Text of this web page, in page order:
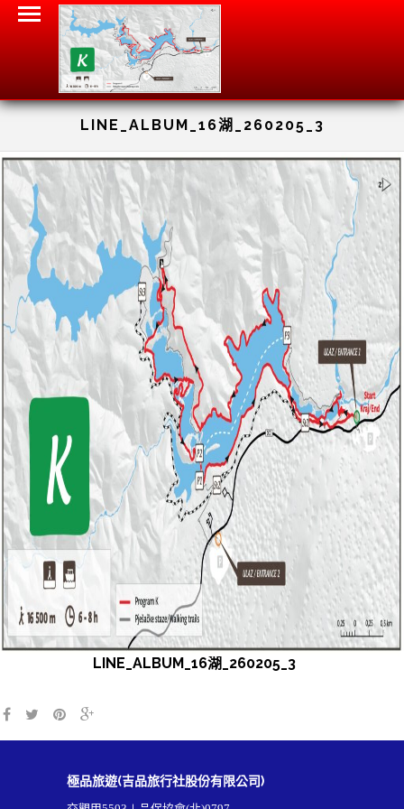
LINE_ALBUM_16湖_260205_3
LINE_ALBUM_16湖_260205_3
極品旅遊(吉品旅行社股份有限公司)